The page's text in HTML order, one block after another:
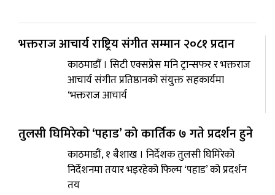
भक्तराज आचार्य राष्ट्रिय संगीत सम्मान २०८१ प्रदान
काठमाडौँ । सिटी एक्सप्रेस मनि ट्रान्सफर र भक्तराज
आचार्य संगीत प्रतिष्ठानको संयुक्त सहकार्यमा
‘भक्तराज आचार्य
तुलसी घिमिरेको ‘पहाड’ को कार्तिक ७ गते प्रदर्शन हुने
काठमाडौं, १ बैशाख । निर्देशक तुलसी घिमिरेको
निर्देशनमा तयार भइरहेको फिल्म ‘पहाड’ को प्रदर्शन
तय